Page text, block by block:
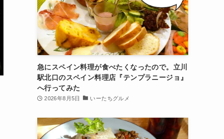
急にスペイン料理が食べたくなったので。立川
駅北口のスペイン料理店『テンプラニージョ』
へ行ってみた
2026年8月5日 いーたちグルメ